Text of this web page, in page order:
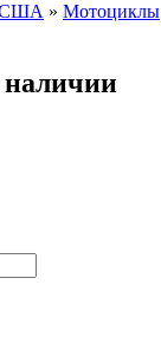
США » Мотоциклы